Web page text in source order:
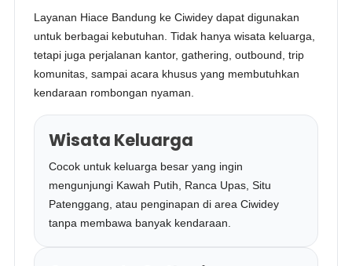
Layanan Hiace Bandung ke Ciwidey dapat digunakan
untuk berbagai kebutuhan. Tidak hanya wisata keluarga,
tetapi juga perjalanan kantor, gathering, outbound, trip
komunitas, sampai acara khusus yang membutuhkan
kendaraan rombongan nyaman.
Wisata Keluarga
Cocok untuk keluarga besar yang ingin
mengunjungi Kawah Putih, Ranca Upas, Situ
Patenggang, atau penginapan di area Ciwidey
tanpa membawa banyak kendaraan.